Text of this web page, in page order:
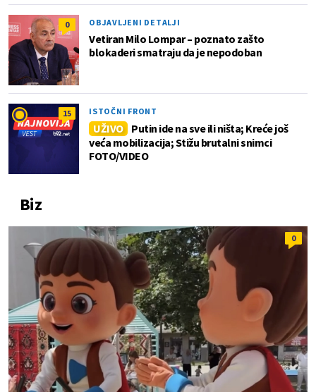
0 OBJAVLJENI DETALJI
Vetiran Milo Lompar – poznato zašto
blokaderi smatraju da je nepodoban
15 ISTOČNI FRONT
UŽIVO
Putin ide na sve ili ništa; Kreće još
veća mobilizacija; Stižu brutalni snimci
FOTO/VIDEO
Biz
0